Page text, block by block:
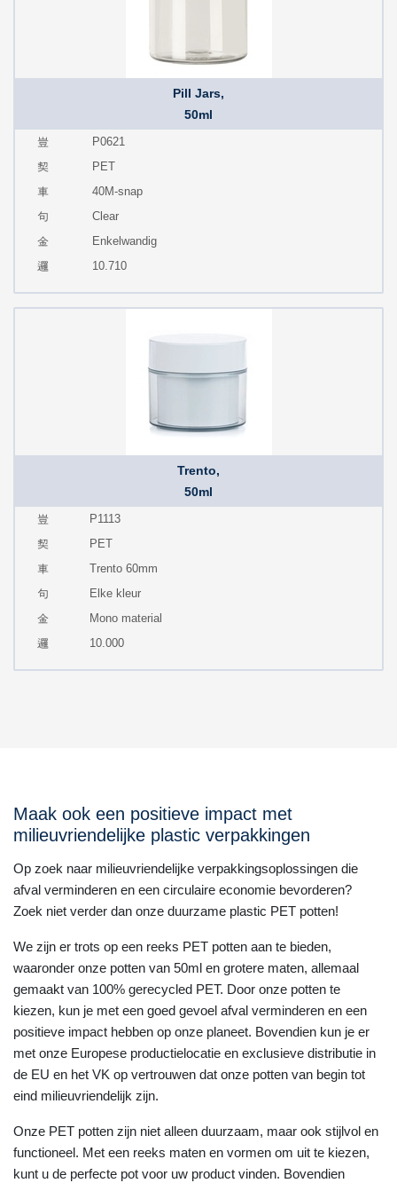
Pill Jars,
50ml
P0621
PET
40M-snap
Clear
Enkelwandig
10.710
Trento,
50ml
P1113
PET
Trento 60mm
Elke kleur
Mono material
10.000
Maak ook een positieve impact met
milieuvriendelijke plastic verpakkingen
Op zoek naar milieuvriendelijke verpakkingsoplossingen die
afval verminderen en een circulaire economie bevorderen?
Zoek niet verder dan onze duurzame plastic PET potten!
We zijn er trots op een reeks PET potten aan te bieden,
waaronder onze potten van 50ml en grotere maten, allemaal
gemaakt van 100% gerecycled PET. Door onze potten te
kiezen, kun je met een goed gevoel afval verminderen en een
positieve impact hebben op onze planeet. Bovendien kun je er
met onze Europese productielocatie en exclusieve distributie in
de EU en het VK op vertrouwen dat onze potten van begin tot
eind milieuvriendelijk zijn.
Onze PET potten zijn niet alleen duurzaam, maar ook stijlvol en
functioneel. Met een reeks maten en vormen om uit te kiezen,
kunt u de perfecte pot voor uw product vinden. Bovendien